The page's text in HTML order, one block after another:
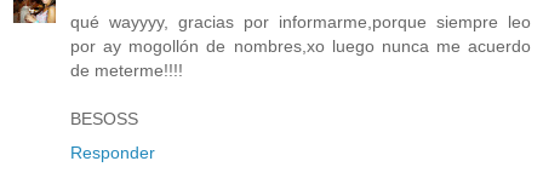
qué wayyyy, gracias por informarme,porque siempre leo
por ay mogollón de nombres,xo luego nunca me acuerdo
de meterme!!!!
BESOSS
Responder